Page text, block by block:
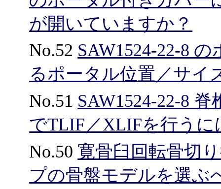
が開いていますか？
No.52 SAW1524-22-8
るポータル位置／サイ
No.51 SAW1524-22-8
でTLIF／XLIFを行う
No.50 寛骨臼回転骨切
プの骨盤モデルを選ぶ